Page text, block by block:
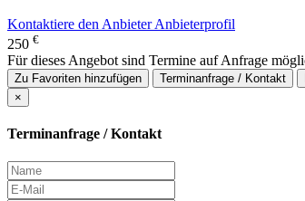
Kontaktiere den AnbieterAnbieterprofil
250 €
Für dieses Angebot sind Termine auf Anfrage
Zu Favoriten hinzufügen Terminanfrage / Kontakt
×
Terminanfrage / Kontakt